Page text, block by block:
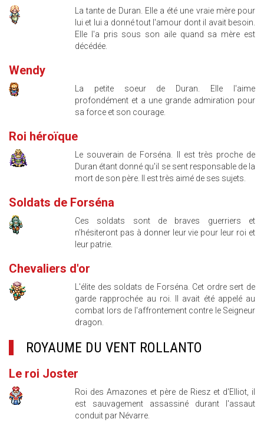
La tante de Duran. Elle a été une vraie mère pour
lui et lui a donné tout l'amour dont il avait besoin.
Elle l'a pris sous son aile quand sa mère est
décédée.
Wendy
La petite soeur de Duran. Elle l'aime
profondément et a une grande admiration pour
sa force et son courage.
Roi héroïque
Le souverain de Forséna. Il est très proche de
Duran étant donné qu'il se sent responsable de la
mort de son père. Il est très aimé de ses sujets.
Soldats de Forséna
Ces soldats sont de braves guerriers et
n'hésiteront pas à donner leur vie pour leur roi et
leur patrie.
Chevaliers d'or
L'élite des soldats de Forséna. Cet ordre sert de
garde rapprochée au roi. Il avait été appelé au
combat lors de l'affrontement contre le Seigneur
dragon.
ROYAUME DU VENT ROLLANTO
Le roi Joster
Roi des Amazones et père de Riesz et d'Elliot, il
est sauvagement assassiné durant l'assaut
conduit par Névarre.